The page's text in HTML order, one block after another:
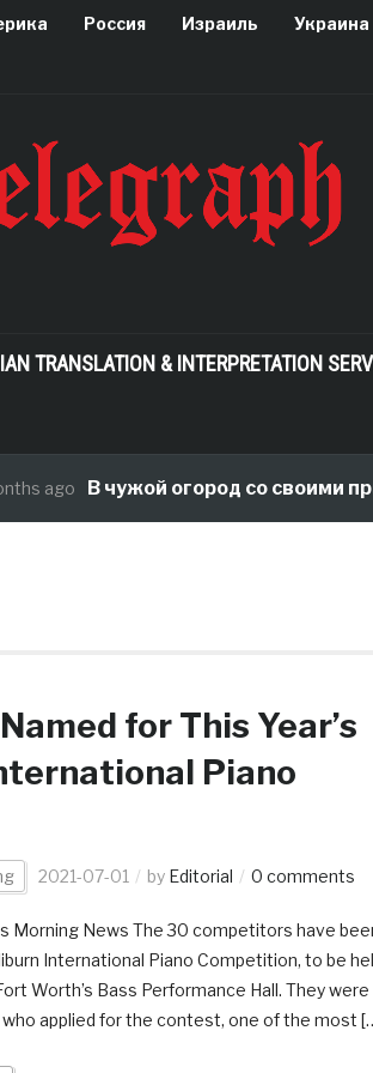
Россия Израиль Украина
TRANSLATION & INTERPRETATION
В чужой огород со своими
for This Year’s
Piano
2021-07-01 by Editorial 0 comments
Morning News The 30 competitors have
International Piano Competition, to be
Worth’s Bass Performance Hall. They were
applied for the contest, one of the most